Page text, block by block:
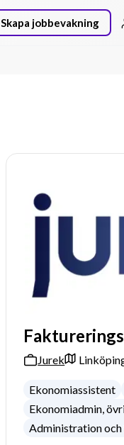
Skapa jobbevakning
Jurek
Ekonomiassistent
Ekonomiadmin,
Administration och